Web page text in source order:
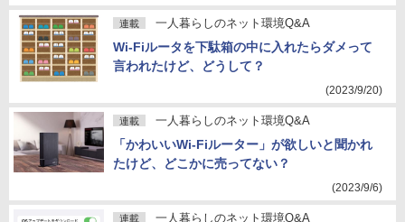
連載 一人暮らしのネット環境Q&A
Wi-Fiルータを下駄箱の中に入れたらダメって
言われたけど、どうして？
(2023/9/20)
連載 一人暮らしのネット環境Q&A
「かわいいWi-Fiルーター」が欲しいと聞かれ
たけど、どこかに売ってない？
(2023/9/6)
連載 一人暮らしのネット環境Q&A